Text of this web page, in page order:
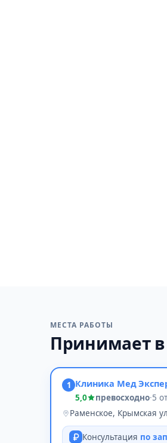
МЕСТА РАБОТЫ
Принимает в
1 Клиника Мед
5,0 превосходно·5
Раменское, Крымская
Консультация по